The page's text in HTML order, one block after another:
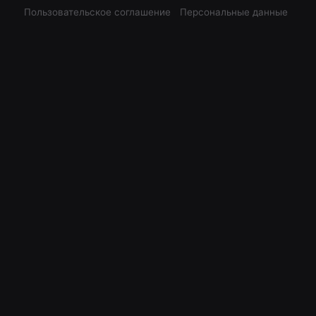
Пользовательское соглашение Персональные данные